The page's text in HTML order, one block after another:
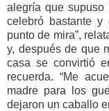
alegría que
celebró bastante y
punto de mira”,
y, después de que
casa se convirtió
recuerda. “Me
madre para los
dejaron un caballo